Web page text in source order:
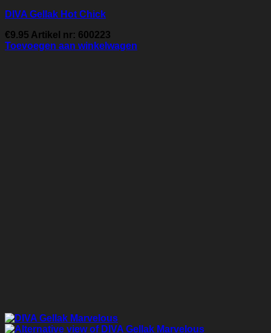
DIVA Gellak Hot Chick
€9.95 Artikel nr: 600223
Toevoegen aan winkelwagen